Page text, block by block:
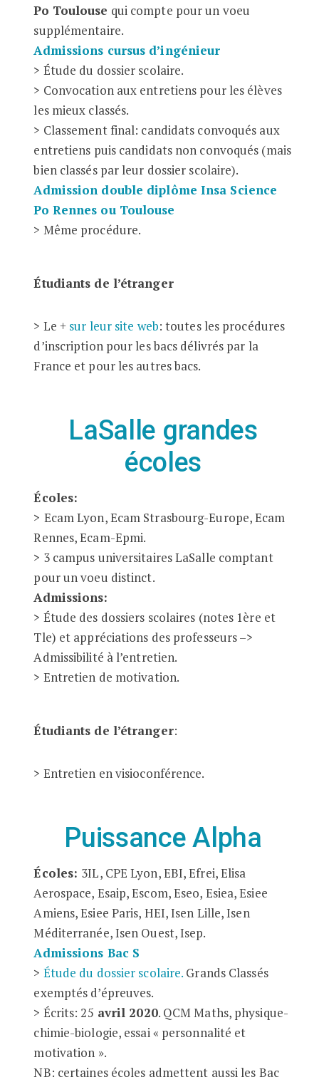
Po Toulouse qui compte pour un voeu
supplémentaire.
Admissions cursus d’ingénieur
> Étude du dossier scolaire.
> Convocation aux entretiens pour les élèves
les mieux classés.
> Classement final: candidats convoqués aux
entretiens puis candidats non convoqués (mais
bien classés par leur dossier scolaire).
Admission double diplôme Insa Science
Po Rennes ou Toulouse
> Même procédure.
Étudiants de l’étranger
> Le + sur leur site web: toutes les procédures
d’inscription pour les bacs délivrés par la
France et pour les autres bacs.
LaSalle grandes
écoles
Écoles:
> Ecam Lyon, Ecam Strasbourg-Europe, Ecam
Rennes, Ecam-Epmi.
> 3 campus universitaires LaSalle comptant
pour un voeu distinct.
Admissions:
> Étude des dossiers scolaires (notes 1ère et
Tle) et appréciations des professeurs –>
Admissibilité à l’entretien.
> Entretien de motivation.
Étudiants de l’étranger:
> Entretien en visioconférence.
Puissance Alpha
Écoles: 3IL, CPE Lyon, EBI, Efrei, Elisa
Aerospace, Esaip, Escom, Eseo, Esiea, Esiee
Amiens, Esiee Paris, HEI, Isen Lille, Isen
Méditerranée, Isen Ouest, Isep.
Admissions Bac S
> Étude du dossier scolaire. Grands Classés
exemptés d’épreuves.
> Écrits: 25 avril 2020. QCM Maths, physique-
chimie-biologie, essai « personnalité et
motivation ».
NB: certaines écoles admettent aussi les Bac